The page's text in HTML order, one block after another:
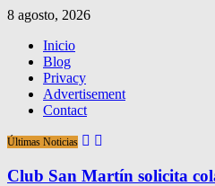
8 agosto, 2026
Inicio
Blog
Privacy
Advertisement
Contact
Últimas Noticias
Club San Martín solicita